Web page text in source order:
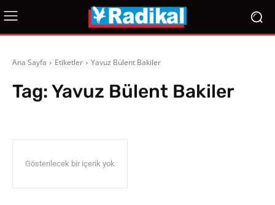
Ana Sayfa Etiketler Yavuz Bülent Bakiler
Tag:Yavuz Bülent Bakiler
Gösterilecek bir içerik yok